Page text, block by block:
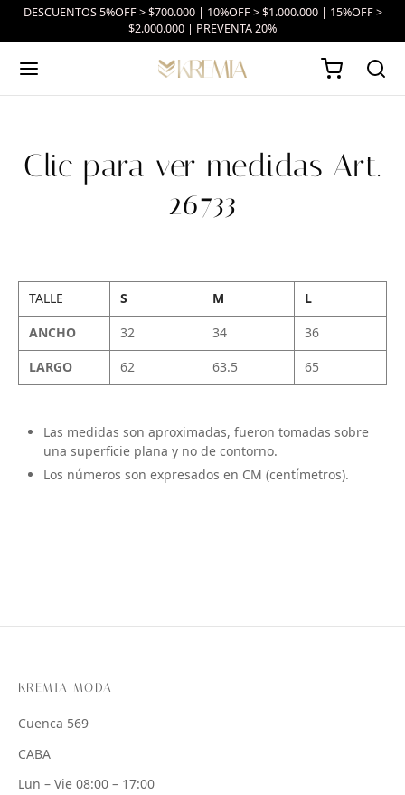
DESCUENTOS 5%OFF > $700.000 | 10%OFF > $1.000.000 | 15%OFF >
$2.000.000 | PREVENTA 20%
Clic para ver medidas Art.
26733
TALLE S M
L
ANCHO
32 34
36
LARGO
62 63.5 65
Las medidas son aproximadas, fueron tomadas sobre
una superficie plana y no de contorno.
Los números son expresados en CM (centímetros).
KREMIA MODA
Cuenca 569
CABA
Lun – Vie 08:00 – 17:00